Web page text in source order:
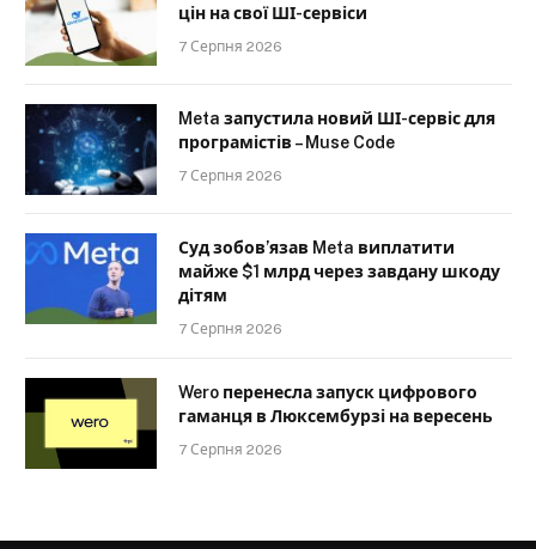
цін на свої ШІ-сервіси
7 Серпня 2026
Meta запустила новий ШІ-сервіс для
програмістів – Muse Code
7 Серпня 2026
Суд зобов’язав Meta виплатити
майже $1 млрд через завдану шкоду
дітям
7 Серпня 2026
Wero перенесла запуск цифрового
гаманця в Люксембурзі на вересень
7 Серпня 2026